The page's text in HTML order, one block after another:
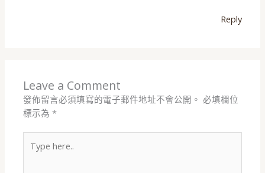
Reply
Leave a Comment
發佈留言必須填寫的電子郵件地址不會公開。 必填欄位
標示為*
here..